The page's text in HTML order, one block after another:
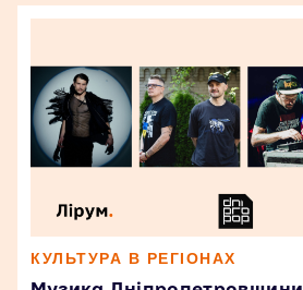
КУЛЬТУРА В РЕГІОНАХ